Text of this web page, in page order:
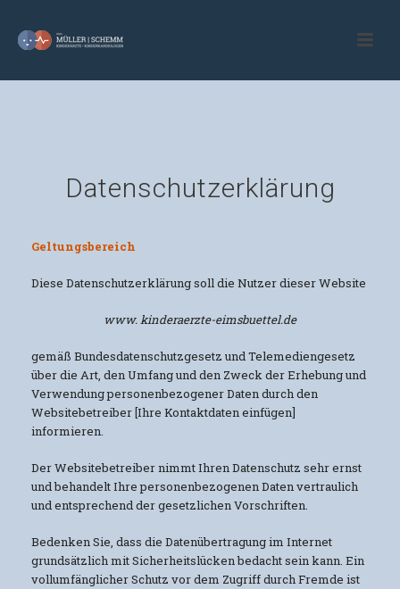
Datenschutzerklärung
Geltungsbereich
Diese Datenschutzerklärung soll die Nutzer dieser Website
www. kinderaerzte-eimsbuettel.de
gemäß Bundesdatenschutzgesetz und Telemediengesetz
über die Art, den Umfang und den Zweck der Erhebung und
Verwendung personenbezogener Daten durch den
Websitebetreiber [Ihre Kontaktdaten einfügen]
informieren.
Der Websitebetreiber nimmt Ihren Datenschutz sehr ernst
und behandelt Ihre personenbezogenen Daten vertraulich
und entsprechend der gesetzlichen Vorschriften.
Bedenken Sie, dass die Datenübertragung im Internet
grundsätzlich mit Sicherheitslücken bedacht sein kann. Ein
vollumfänglicher Schutz vor dem Zugriff durch Fremde ist